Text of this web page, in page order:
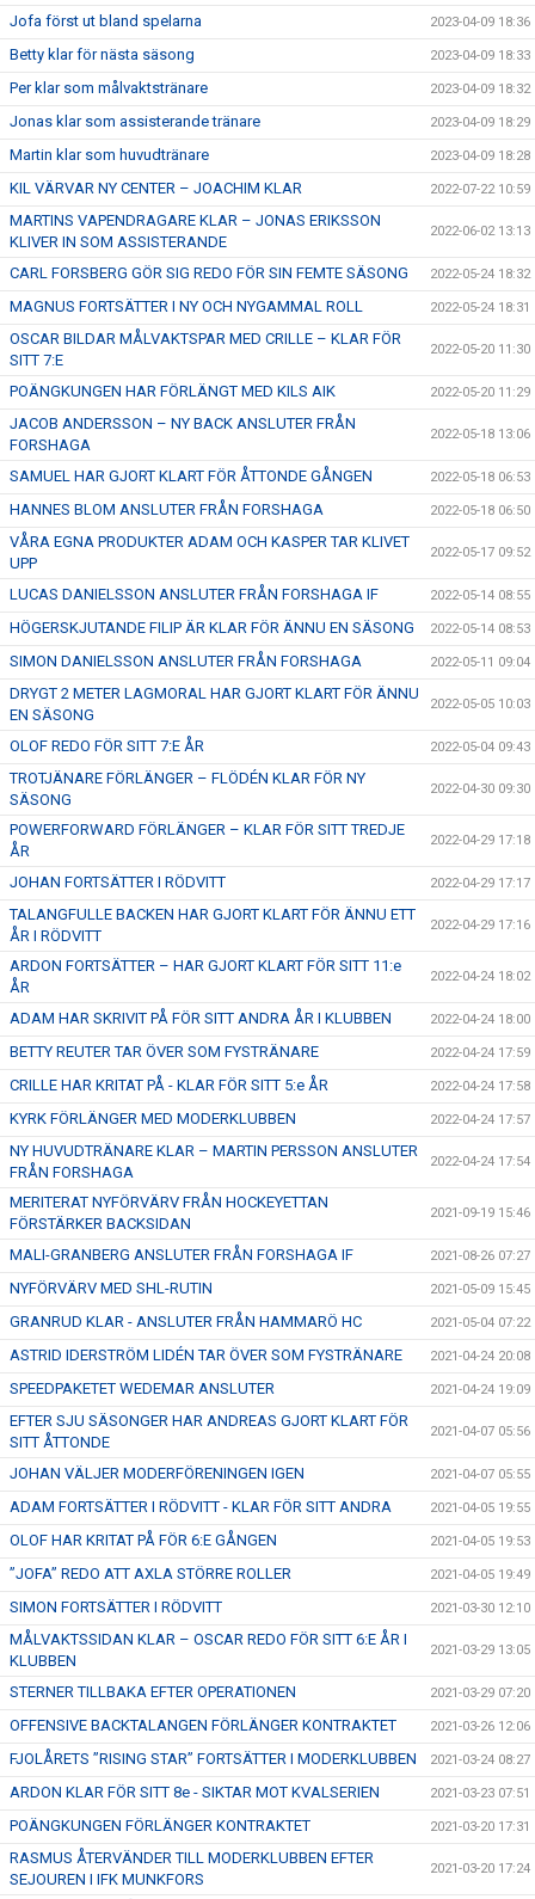
Jofa först ut bland spelarna 2023-04-09 18:36
Betty klar för nästa säsong 2023-04-09 18:33
Per klar som målvaktstränare 2023-04-09 18:32
Jonas klar som assisterande tränare 2023-04-09 18:29
Martin klar som huvudtränare 2023-04-09 18:28
KIL VÄRVAR NY CENTER – JOACHIM KLAR 2022-07-22 10:59
MARTINS VAPENDRAGARE KLAR – JONAS ERIKSSON
KLIVER IN SOM ASSISTERANDE
2022-06-02 13:13
CARL FORSBERG GÖR SIG REDO FÖR SIN FEMTE SÄSONG 2022-05-24 18:32
MAGNUS FORTSÄTTER I NY OCH NYGAMMAL ROLL 2022-05-24 18:31
OSCAR BILDAR MÅLVAKTSPAR MED CRILLE – KLAR FÖR
SITT 7:E
2022-05-20 11:30
POÄNGKUNGEN HAR FÖRLÄNGT MED KILS AIK 2022-05-20 11:29
JACOB ANDERSSON – NY BACK ANSLUTER FRÅN
FORSHAGA
2022-05-18 13:06
SAMUEL HAR GJORT KLART FÖR ÅTTONDE GÅNGEN 2022-05-18 06:53
HANNES BLOM ANSLUTER FRÅN FORSHAGA 2022-05-18 06:50
VÅRA EGNA PRODUKTER ADAM OCH KASPER TAR KLIVET
UPP
2022-05-17 09:52
LUCAS DANIELSSON ANSLUTER FRÅN FORSHAGA IF 2022-05-14 08:55
HÖGERSKJUTANDE FILIP ÄR KLAR FÖR ÄNNU EN SÄSONG 2022-05-14 08:53
SIMON DANIELSSON ANSLUTER FRÅN FORSHAGA 2022-05-11 09:04
DRYGT 2 METER LAGMORAL HAR GJORT KLART FÖR ÄNNU
EN SÄSONG
2022-05-05 10:03
OLOF REDO FÖR SITT 7:E ÅR 2022-05-04 09:43
TROTJÄNARE FÖRLÄNGER – FLÖDÉN KLAR FÖR NY
SÄSONG
2022-04-30 09:30
POWERFORWARD FÖRLÄNGER – KLAR FÖR SITT TREDJE
ÅR
2022-04-29 17:18
JOHAN FORTSÄTTER I RÖDVITT 2022-04-29 17:17
TALANGFULLE BACKEN HAR GJORT KLART FÖR ÄNNU ETT
ÅR I RÖDVITT
2022-04-29 17:16
ARDON FORTSÄTTER – HAR GJORT KLART FÖR SITT 11:e
ÅR
2022-04-24 18:02
ADAM HAR SKRIVIT PÅ FÖR SITT ANDRA ÅR I KLUBBEN 2022-04-24 18:00
BETTY REUTER TAR ÖVER SOM FYSTRÄNARE 2022-04-24 17:59
CRILLE HAR KRITAT PÅ - KLAR FÖR SITT 5:e ÅR 2022-04-24 17:58
KYRK FÖRLÄNGER MED MODERKLUBBEN 2022-04-24 17:57
NY HUVUDTRÄNARE KLAR – MARTIN PERSSON ANSLUTER
FRÅN FORSHAGA
2022-04-24 17:54
MERITERAT NYFÖRVÄRV FRÅN HOCKEYETTAN
FÖRSTÄRKER BACKSIDAN
2021-09-19 15:46
MALI-GRANBERG ANSLUTER FRÅN FORSHAGA IF 2021-08-26 07:27
NYFÖRVÄRV MED SHL-RUTIN 2021-05-09 15:45
GRANRUD KLAR - ANSLUTER FRÅN HAMMARÖ HC 2021-05-04 07:22
ASTRID IDERSTRÖM LIDÉN TAR ÖVER SOM FYSTRÄNARE 2021-04-24 20:08
SPEEDPAKETET WEDEMAR ANSLUTER 2021-04-24 19:09
EFTER SJU SÄSONGER HAR ANDREAS GJORT KLART FÖR
SITT ÅTTONDE
2021-04-07 05:56
JOHAN VÄLJER MODERFÖRENINGEN IGEN 2021-04-07 05:55
ADAM FORTSÄTTER I RÖDVITT - KLAR FÖR SITT ANDRA 2021-04-05 19:55
OLOF HAR KRITAT PÅ FÖR 6:E GÅNGEN 2021-04-05 19:53
”JOFA” REDO ATT AXLA STÖRRE ROLLER 2021-04-05 19:49
SIMON FORTSÄTTER I RÖDVITT 2021-03-30 12:10
MÅLVAKTSSIDAN KLAR – OSCAR REDO FÖR SITT 6:E ÅR I
KLUBBEN
2021-03-29 13:05
STERNER TILLBAKA EFTER OPERATIONEN 2021-03-29 07:20
OFFENSIVE BACKTALANGEN FÖRLÄNGER KONTRAKTET 2021-03-26 12:06
FJOLÅRETS ”RISING STAR” FORTSÄTTER I MODERKLUBBEN 2021-03-24 08:27
ARDON KLAR FÖR SITT 8e - SIKTAR MOT KVALSERIEN 2021-03-23 07:51
POÄNGKUNGEN FÖRLÄNGER KONTRAKTET 2021-03-20 17:31
RASMUS ÅTERVÄNDER TILL MODERKLUBBEN EFTER
SEJOUREN I IFK MUNKFORS
2021-03-20 17:24